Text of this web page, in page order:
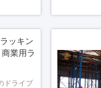
ッキン
業用ラ
のドライブ